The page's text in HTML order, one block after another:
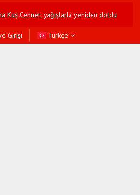
yağışlarla yeniden doldu Borsa
Girişi Türkçe